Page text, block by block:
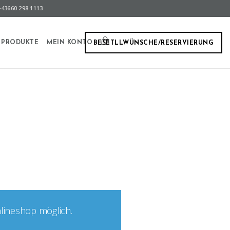
298 1113
BESETLLWÜNSCHE/RESERVIERUNG
PRODUKTE MEIN KONTO
möglich.